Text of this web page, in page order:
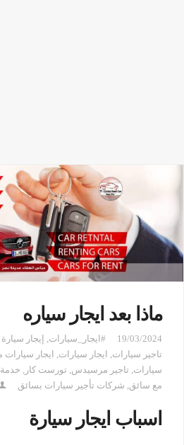
ماذا بعد ايجار سياره
19/03/2024 #ايجار_سيارات إيجار
تاجير سيارات
ايجار سيارات ايجار سيارات
سيارات تاجير مرسيدس تورست كار خدمة
مع سائق شركات تأجير سيارات بسائق
اسباب ايجار سيارة